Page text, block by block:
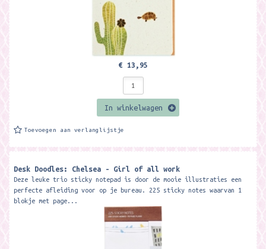
€ 13,95
In winkelwagen
Toevoegen aan verlanglijstje
Desk Doodles: Chelsea - Girl of all work
Deze leuke trio sticky notepad is door de mooie illustraties een
perfecte afleiding voor op je bureau. 225 sticky notes waarvan 1
blokje met page...